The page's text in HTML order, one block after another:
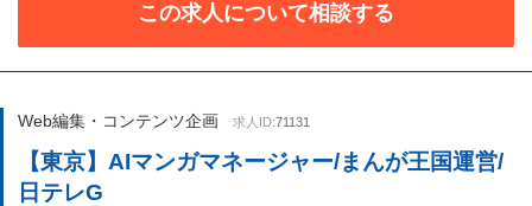
この求人について相談する
Web編集・コンテンツ企画 求人ID:71131
【東京】AIマンガマネージャー/まんが王国運営/
日テレG